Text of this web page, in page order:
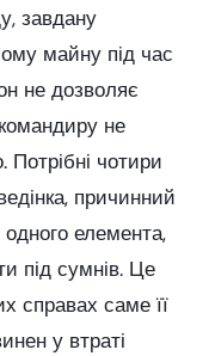
завдану
майну під час
не дозволяє
не
Потрібні чотири
причинний
елемента,
під сумнів. Це
справах саме її
у втраті